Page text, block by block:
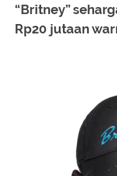
“Britney”
Rp20 jutaan